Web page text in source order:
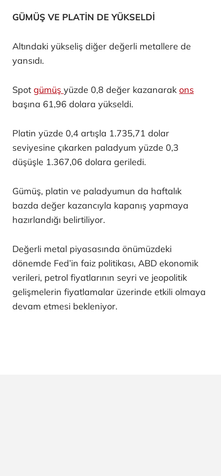
GÜMÜŞ VE PLATİN DE YÜKSELDİ
Altındaki yükseliş diğer değerli metallere de
yansıdı.
Spot gümüş yüzde 0,8 değer kazanarak ons
başına 61,96 dolara yükseldi.
Platin yüzde 0,4 artışla 1.735,71 dolar
seviyesine çıkarken paladyum yüzde 0,3
düşüşle 1.367,06 dolara geriledi.
Gümüş, platin ve paladyumun da haftalık
bazda değer kazancıyla kapanış yapmaya
hazırlandığı belirtiliyor.
Değerli metal piyasasında önümüzdeki
dönemde Fed’in faiz politikası, ABD ekonomik
verileri, petrol fiyatlarının seyri ve jeopolitik
gelişmelerin fiyatlamalar üzerinde etkili olmaya
devam etmesi bekleniyor.